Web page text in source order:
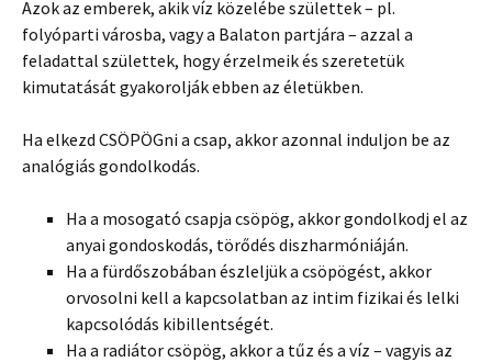
Azok az emberek, akik víz közelébe születtek – pl.
folyóparti városba, vagy a Balaton partjára – azzal a
feladattal születtek, hogy érzelmeik és szeretetük
kimutatását gyakorolják ebben az életükben.
Ha elkezd CSÖPÖGni a csap, akkor azonnal induljon be az
analógiás gondolkodás.
Ha a mosogató csapja csöpög, akkor gondolkodj el az
anyai gondoskodás, törődés diszharmóniáján.
Ha a fürdőszobában észleljük a csöpögést, akkor
orvosolni kell a kapcsolatban az intim fizikai és lelki
kapcsolódás kibillentségét.
Ha a radiátor csöpög, akkor a tűz és a víz – vagyis az